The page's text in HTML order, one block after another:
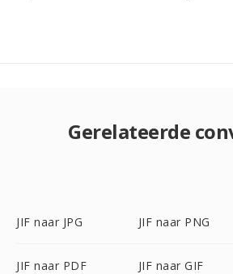
Gerelateerde
JIF naar JPG JIF naar PNG
JIF naar PDF JIF naar GIF